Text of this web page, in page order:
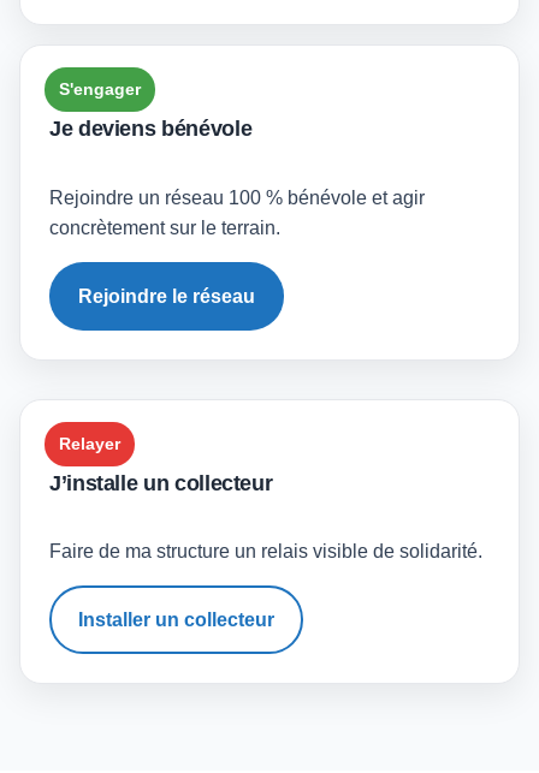
S'engager
Je deviens bénévole
Rejoindre un réseau 100 % bénévole et agir
concrètement sur le terrain.
Rejoindre le réseau
Relayer
J’installe un collecteur
Faire de ma structure un relais visible de solidarité.
Installer un collecteur